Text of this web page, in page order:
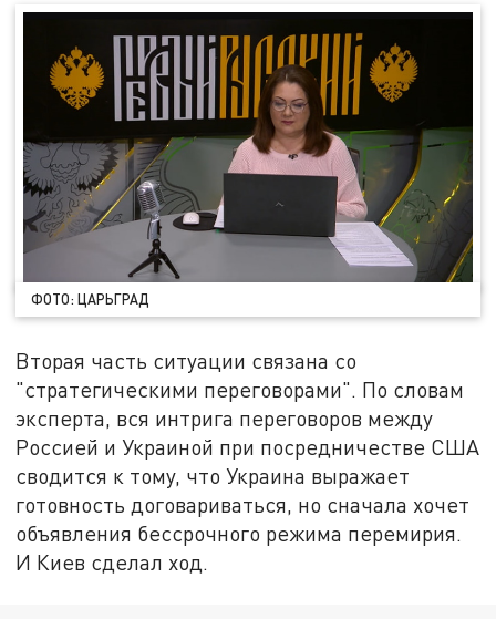
ФОТО: ЦАРЬГРАД
Вторая часть ситуации связана со
"стратегическими переговорами". По словам
эксперта, вся интрига переговоров между
Россией и Украиной при посредничестве США
сводится к тому, что Украина выражает
готовность договариваться, но сначала хочет
объявления бессрочного режима перемирия.
И Киев сделал ход.